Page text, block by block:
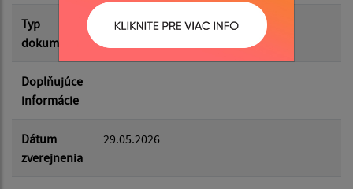
Typ
dokumentu
Zámery
Doplňujúce
informácie
Dátum
zverejnenia
29.05.2026